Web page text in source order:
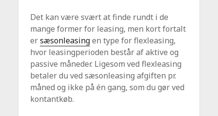
Det kan være svært at finde rundt i de
mange former for leasing, men kort fortalt
ersæsonleasingen type for flexleasing,
hvor leasingperioden består af aktive og
passive måneder. Ligesom ved flexleasing
betaler du ved sæsonleasing afgiften pr.
måned og ikke på én gang, som du gør ved
kontantkøb.